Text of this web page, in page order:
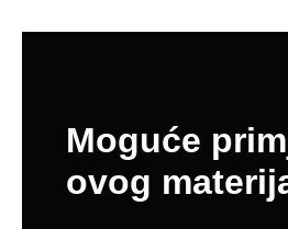
Moguće
ovog